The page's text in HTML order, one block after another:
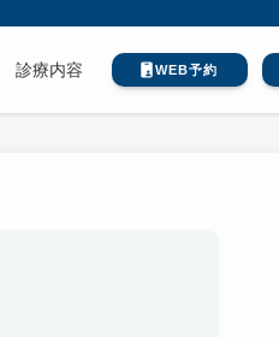
診療内容 WEB予約